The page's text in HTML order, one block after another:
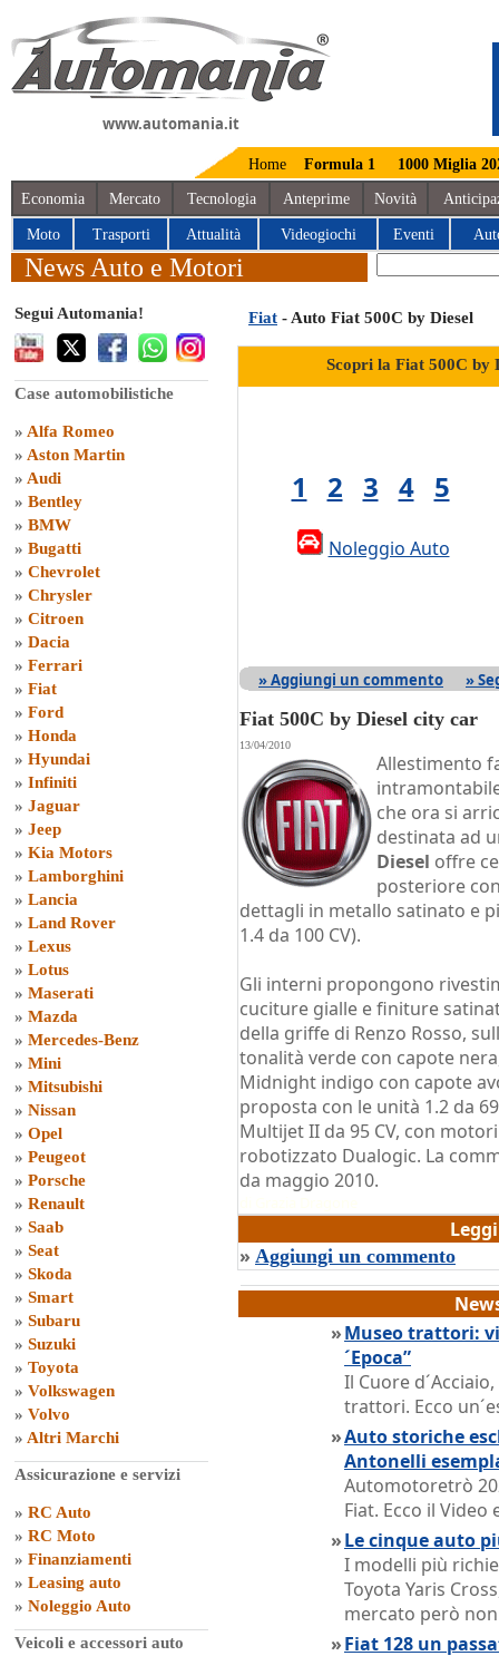
www.automania.it
Home Formula 1 1000 Miglia
Economia Mercato Tecnologia Anteprime Novità
Moto Trasporti Attualità Videogiochi Eventi
News Auto e Motori
Segui Automania!
Case automobilistiche
» Alfa Romeo
» Aston Martin
» Audi
» Bentley
» BMW
» Bugatti
» Chevrolet
» Chrysler
» Citroen
» Dacia
» Ferrari
» Fiat
» Ford
» Honda
» Hyundai
» Infiniti
» Jaguar
» Jeep
» Kia Motors
» Lamborghini
» Lancia
» Land Rover
» Lexus
» Lotus
» Maserati
» Mazda
» Mercedes-Benz
» Mini
» Mitsubishi
» Nissan
» Opel
» Peugeot
» Porsche
» Renault
» Saab
» Seat
» Skoda
» Smart
» Subaru
» Suzuki
» Toyota
» Volkswagen
» Volvo
» Altri Marchi
Assicurazione e servizi
» RC Auto
» RC Moto
» Finanziamenti
» Leasing auto
» Noleggio Auto
Veicoli e accessori auto
Fiat - Auto Fiat 500C by Diesel
Scopri la Fiat 500C by
1 2 3 4 5
Noleggio Auto
» Aggiungi un commento »
Fiat 500C by Diesel city car
13/04/2010
Allestimento
che ora si
destinata ad
Diesel offre
posteriore
dettagli in metallo satinato e
1.4 da 100 CV).
Gli interni propongono
cuciture gialle e finiture
della griffe di Renzo Rosso,
tonalità verde con capote
Midnight indigo con capote
proposta con le unità 1.2 da
Multijet II da 95 CV, con
robotizzato Dualogic. La
da maggio 2010.
» Aggiungi un commento
»Museo trattori:
´Epoca”
Il Cuore
trattori. Ecco
»Auto storiche
Antonelli
Automotoretrò
Fiat. Ecco il
»Le cinque auto
I modelli più
Toyota Yaris
mercato però
»Fiat 128 un